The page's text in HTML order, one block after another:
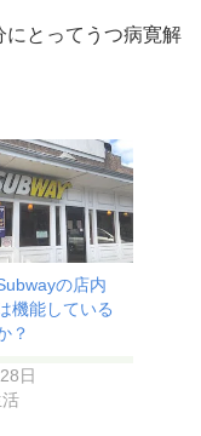
にとってうつ病寛解
の店内
機能している
？
日